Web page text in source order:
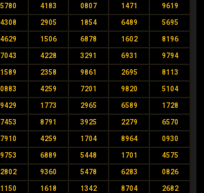
5780 4183 0807 1471 9619
4308 2905 1854 6489 5695
4629 1506 6878 1602 8196
7043 4228 3291 6931 9794
1589 2358 9861 2695 8113
0883 4259 7201 9820 5104
9429 1773 2965 6589 1728
7453 8791 3925 2279 6570
7910 4259 1704 8964 0930
9753 6889 5448 1701 4575
2802 9360 5478 6283 0826
1150 1618 1342 8704 2682